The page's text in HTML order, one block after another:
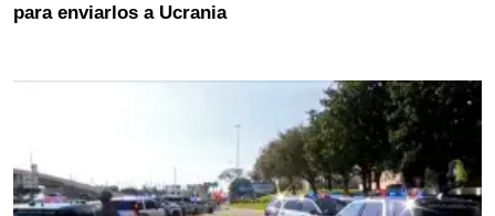
para enviarlos a Ucrania